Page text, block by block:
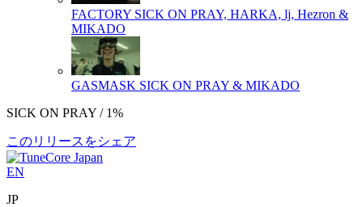
FACTORY SICK ON PRAY, HARKA, lj, Hezron &
MIKADO
GASMASK SICK ON PRAY & MIKADO
SICK ON PRAY / 1%
このリリースをシェア
EN
JP